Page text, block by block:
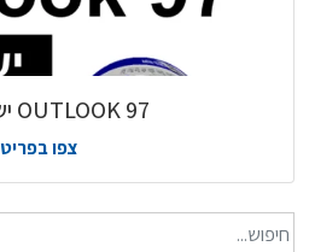
טקסט חופשי...
97 OUTLOOK ישר ולענין
צפו בפריט